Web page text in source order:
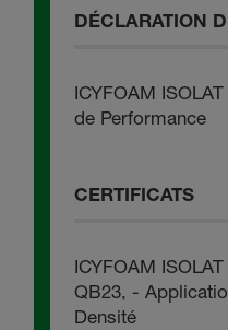
DÉCLARATION
ICYFOAM
de Performance
CERTIFICATS
ICYFOAM
QB23, -
Densité